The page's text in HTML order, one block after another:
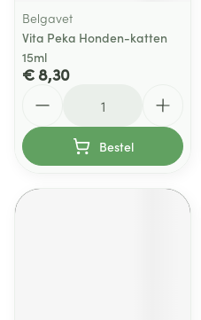
Belgavet
Vita Peka Honden-katten
15ml
€ 8,30
Bestel